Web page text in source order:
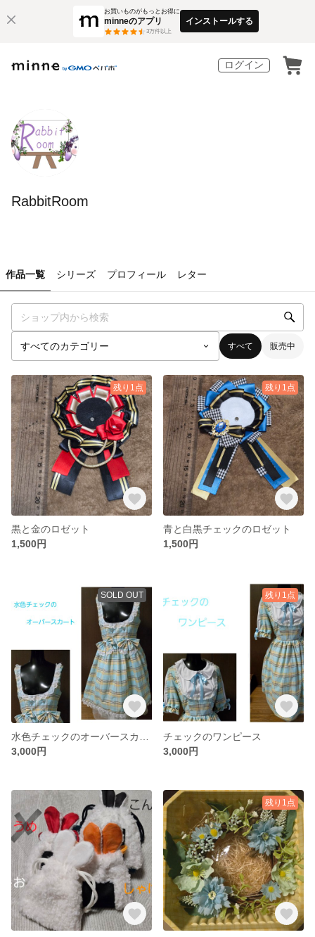
お買いものがもっとお得に
minneのアプリ
3万件以上
インストールする
ログイン
RabbitRoom
作品一覧 シリーズ プロフィール レター
すべて 販売中
残り1点
黒と金のロゼット
1,500円
残り1点
青と白黒チェックのロゼット
1,500円
SOLD OUT
3,000円
残り1点
チェックのワンピース
3,000円
残り1点